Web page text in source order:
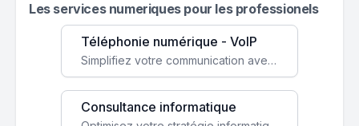
Les services numeriques pour les professionels
Téléphonie numérique - VoIP
Simplifiez votre communication avec une solution VoIP flexible, économique et adaptée à vos besoins professionnels.
Consultance informatique